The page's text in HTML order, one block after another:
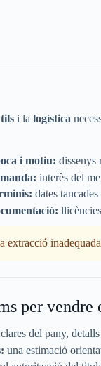
i la logística
i motiu: dissenys
interès del
dates
per vendre
del pany,
una estimació